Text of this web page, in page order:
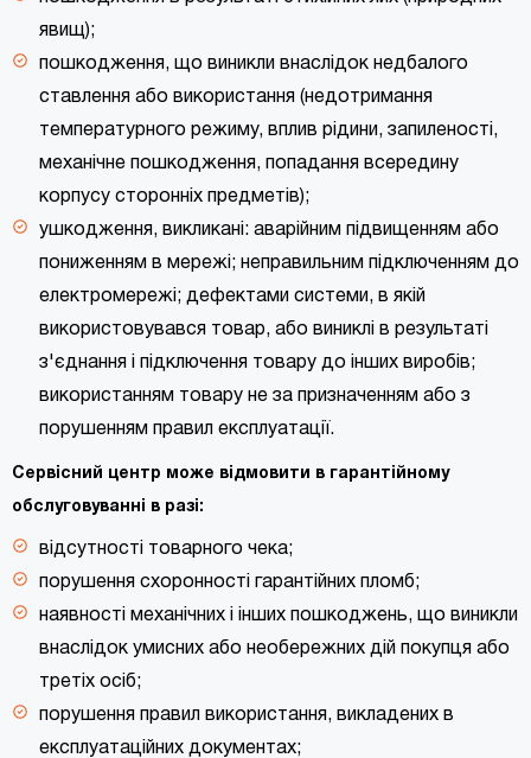
явищ);
пошкодження, що виникли внаслідок недбалого
ставлення або використання (недотримання
температурного режиму, вплив рідини, запиленості,
механічне пошкодження, попадання всередину
корпусу сторонніх предметів);
ушкодження, викликані: аварійним підвищенням або
пониженням в мережі; неправильним підключенням до
електромережі; дефектами системи, в якій
використовувався товар, або виниклі в результаті
з'єднання і підключення товару до інших виробів;
використанням товару не за призначенням або з
порушенням правил експлуатації.
Сервісний центр може відмовити в гарантійному
обслуговуванні в разі:
відсутності товарного чека;
порушення схоронності гарантійних пломб;
наявності механічних і інших пошкоджень, що виникли
внаслідок умисних або необережних дій покупця або
третіх осіб;
порушення правил використання, викладених в
експлуатаційних документах;